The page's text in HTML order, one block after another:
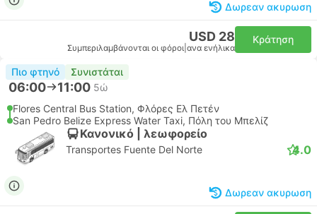
Δωρεαν ακυρωση
USD 28
Συμπεριλαμβάνονται οι φόροι ανα ενήλικα
Κράτηση
Πιο φτηνό Συνιστάται
06:00 11:00 5ώ
Flores Central Bus Station, Φλόρες Ελ Πετέν
San Pedro Belize Express Water Taxi, Πόλη του Μπελίζ
Κανονικό | λεωφορείο
Transportes Fuente Del Norte 4.0
Δωρεαν ακυρωση